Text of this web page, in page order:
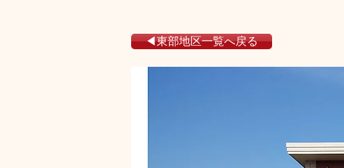
◀東部地区一覧へ戻る